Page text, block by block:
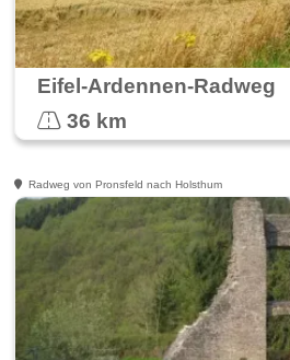
Eifel-Ardennen-Radweg
36 km
Radweg von Pronsfeld nach Holsthum